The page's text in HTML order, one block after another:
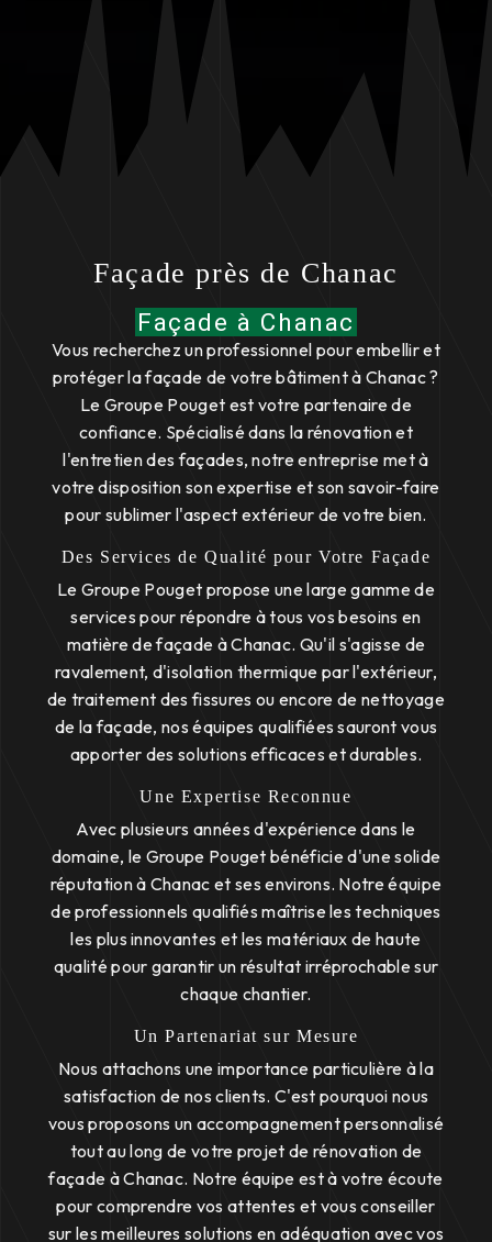
Façade près de Chanac
Façade à Chanac
Vous recherchez un professionnel pour embellir et
protéger la façade de votre bâtiment à Chanac ?
Le Groupe Pouget est votre partenaire de
confiance. Spécialisé dans la rénovation et
l'entretien des façades, notre entreprise met à
votre disposition son expertise et son savoir-faire
pour sublimer l'aspect extérieur de votre bien.
Des Services de Qualité pour Votre Façade
Le Groupe Pouget propose une large gamme de
services pour répondre à tous vos besoins en
matière de façade à Chanac. Qu'il s'agisse de
ravalement, d'isolation thermique par l'extérieur,
de traitement des fissures ou encore de nettoyage
de la façade, nos équipes qualifiées sauront vous
apporter des solutions efficaces et durables.
Une Expertise Reconnue
Avec plusieurs années d'expérience dans le
domaine, le Groupe Pouget bénéficie d'une solide
réputation à Chanac et ses environs. Notre équipe
de professionnels qualifiés maîtrise les techniques
les plus innovantes et les matériaux de haute
qualité pour garantir un résultat irréprochable sur
chaque chantier.
Un Partenariat sur Mesure
Nous attachons une importance particulière à la
satisfaction de nos clients. C'est pourquoi nous
vous proposons un accompagnement personnalisé
tout au long de votre projet de rénovation de
façade à Chanac. Notre équipe est à votre écoute
pour comprendre vos attentes et vous conseiller
sur les meilleures solutions en adéquation avec vos